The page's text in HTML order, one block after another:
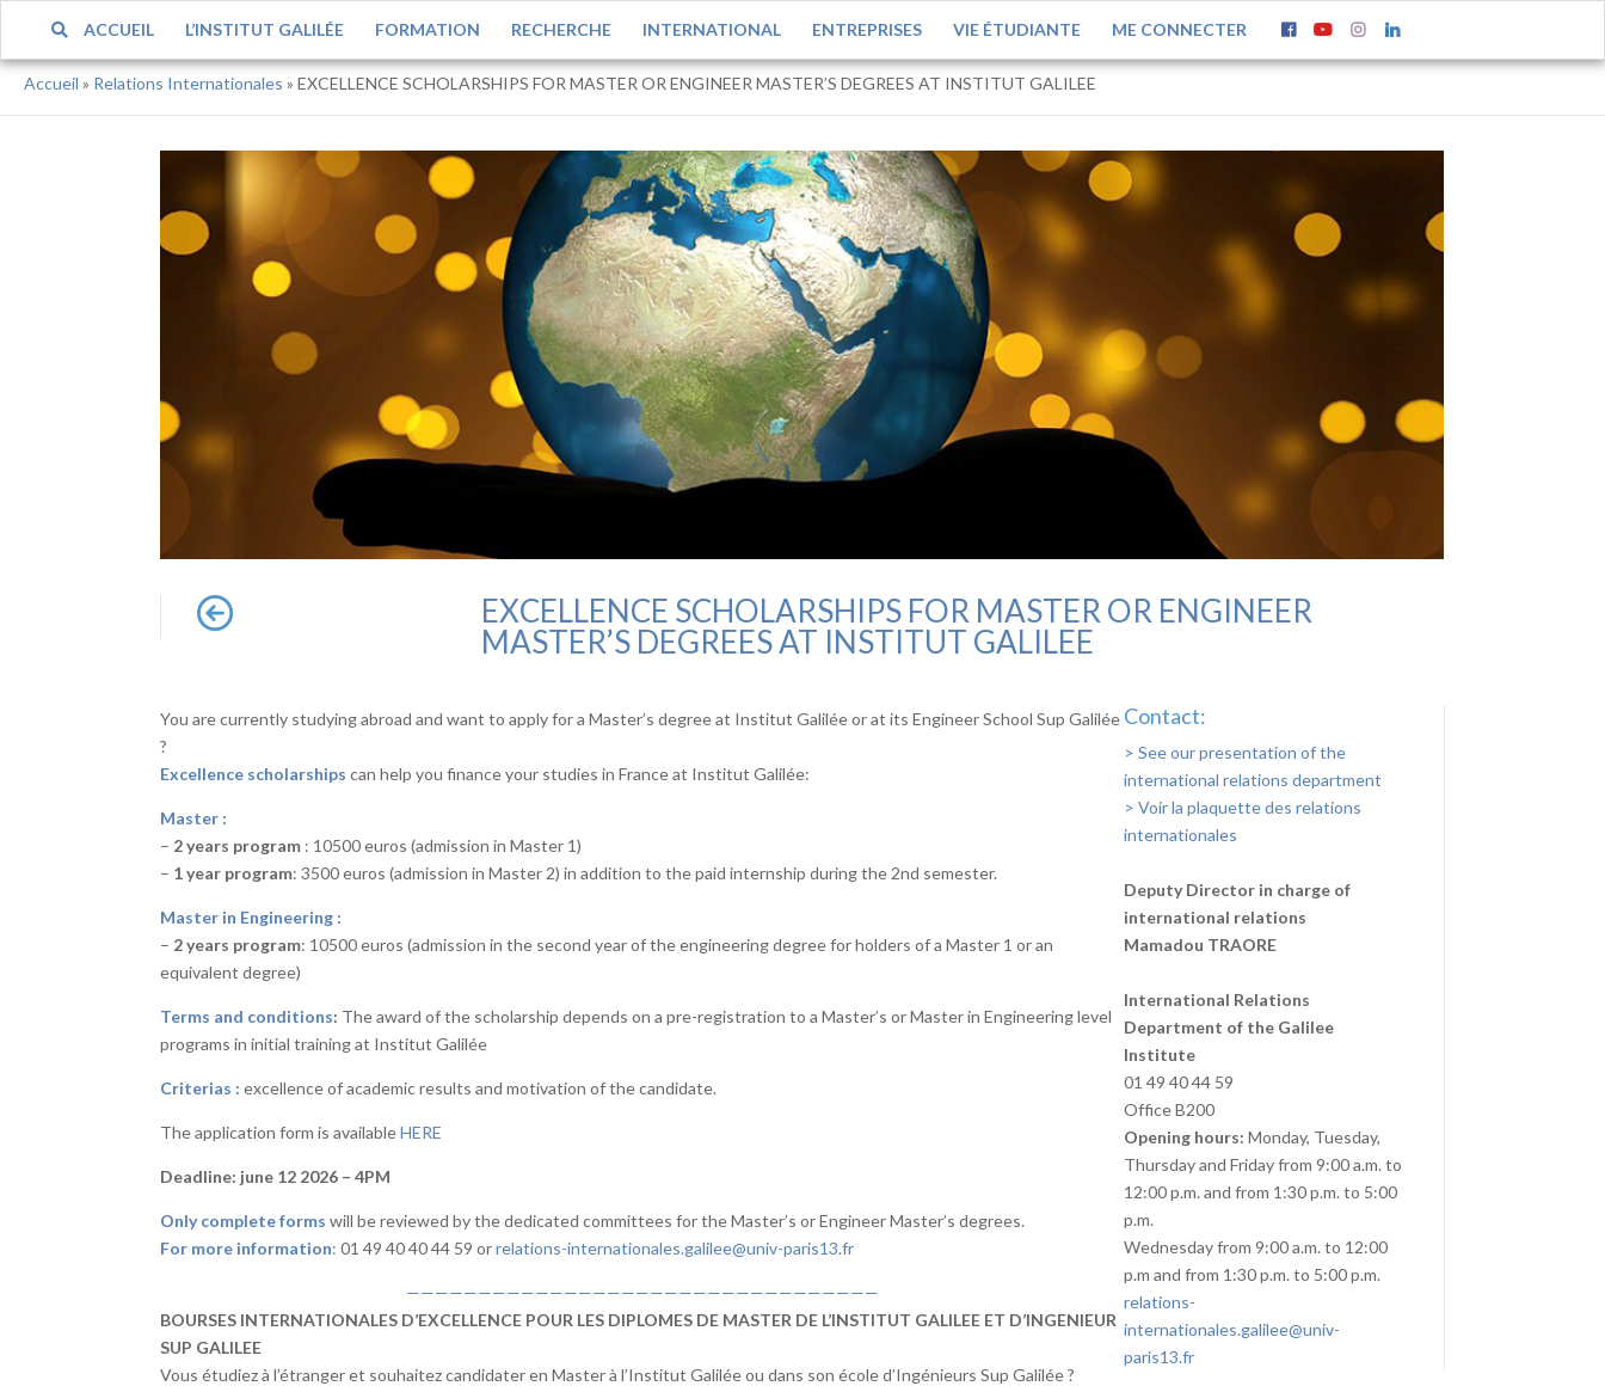
ACCUEIL L’INSTITUT GALILÉE FORMATION RECHERCHE INTERNATIONAL ENTREPRISES VIE ÉTUDIANTE ME CONNECTER
Accueil » Relations Internationales » EXCELLENCE SCHOLARSHIPS FOR MASTER OR ENGINEER MASTER’S DEGREES AT INSTITUT GALILEE
EXCELLENCE SCHOLARSHIPS FOR MASTER OR ENGINEER
MASTER’S DEGREES AT INSTITUT GALILEE
You are currently studying abroad and want to apply for a Master’s degree at Institut Galilée or at its Engineer School Sup Galilée
?
Excellence scholarshipscan help you finance your studies in France at Institut Galilée:
Master :
– 2 years program : 10500 euros (admission in Master 1)
– 1 year program: 3500 euros (admission in Master 2) in addition to the paid internship during the 2nd semester.
Master in Engineering :
– 2 years program: 10500 euros (admission in the second year of the engineering degree for holders of a Master 1 or an
equivalent degree)
Terms and conditions: The award of the scholarship depends on a pre-registration to a Master’s or Master in Engineering level
programs in initial training at Institut Galilée
Criterias : excellence of academic results and motivation of the candidate.
The application form is availableHERE
Deadline: june 12 2026 – 4PM
Only complete formswill be reviewed by the dedicated committees for the Master’s or Engineer Master’s degrees.
For more information: 01 49 40 40 44 59 orrelations-internationales.galilee@univ-paris13.fr
—————————————————————————————————
BOURSES INTERNATIONALES D’EXCELLENCE POUR LES DIPLOMES DE MASTER DE L’INSTITUT GALILEE ET D’INGENIEUR
SUP GALILEE
Vous étudiez à l’étranger et souhaitez candidater en Master à l’Institut Galilée ou dans son école d’Ingénieurs Sup Galilée ?
Contact:
> See our presentation of the
international relations department
> Voir la plaquette des relations
internationales
Deputy Director in charge of
international relations
Mamadou TRAORE
International Relations
Department of the Galilee
Institute
01 49 40 44 59
Office B200
Opening hours: Monday, Tuesday,
Thursday and Friday from 9:00 a.m. to
12:00 p.m. and from 1:30 p.m. to 5:00
p.m.
Wednesday from 9:00 a.m. to 12:00
p.m and from 1:30 p.m. to 5:00 p.m.
relations-
internationales.galilee@univ-
paris13.fr